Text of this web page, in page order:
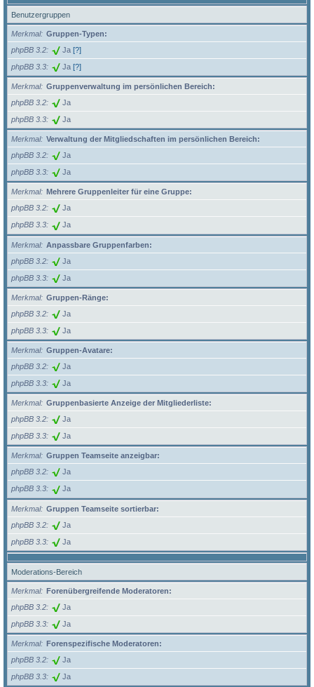
Benutzergruppen
Merkmal
Gruppen-Typen:
phpBB 3.2
Ja [?]
phpBB 3.3 Ja [?]
Merkmal
Gruppenverwaltung im persönlichen Bereich:
phpBB 3.2
Ja
phpBB 3.3 Ja
Merkmal
Verwaltung der Mitgliedschaften im persönlichen Bereich:
phpBB 3.2
Ja
phpBB 3.3 Ja
Merkmal
Mehrere Gruppenleiter für eine Gruppe:
phpBB 3.2
Ja
phpBB 3.3 Ja
Merkmal
Anpassbare Gruppenfarben:
phpBB 3.2
Ja
phpBB 3.3 Ja
Merkmal
Gruppen-Ränge:
phpBB 3.2
Ja
phpBB 3.3 Ja
Merkmal
Gruppen-Avatare:
phpBB 3.2
Ja
phpBB 3.3 Ja
Merkmal
Gruppenbasierte Anzeige der Mitgliederliste:
phpBB 3.2
Ja
phpBB 3.3 Ja
Merkmal
Gruppen Teamseite anzeigbar:
phpBB 3.2
Ja
phpBB 3.3 Ja
Merkmal
Gruppen Teamseite sortierbar:
phpBB 3.2
Ja
phpBB 3.3 Ja
Moderations-Bereich
Merkmal
Forenübergreifende Moderatoren:
phpBB 3.2
Ja
phpBB 3.3 Ja
Merkmal
Forenspezifische Moderatoren:
phpBB 3.2
Ja
phpBB 3.3 Ja